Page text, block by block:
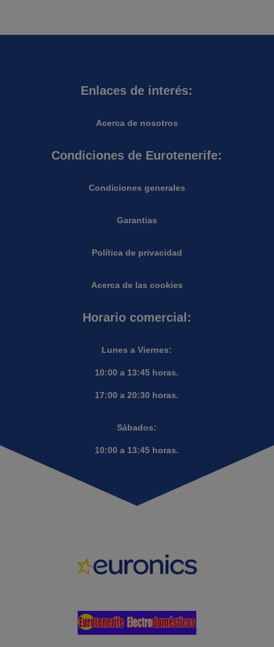
Enlaces de interés:
Acerca de nosotros
Condiciones de Eurotenerife:
Condiciones generales
Garantias
Política de privacidad
Acerca de las cookies
Horario comercial:
Lunes a Viernes:
10:00 a 13:45 horas.
17:00 a 20:30 horas.
Sábados:
10:00 a 13:45 horas.